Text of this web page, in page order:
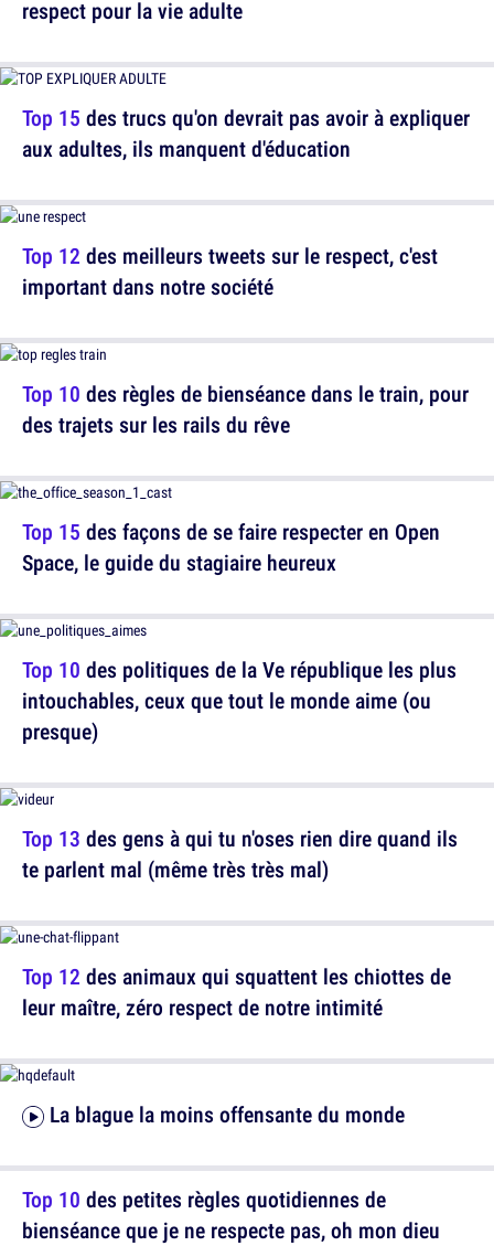
respect pour la vie adulte
Top 12 des meilleurs tweets sur le respect, c'est
important dans notre société
Top 15 des façons de se faire respecter en Open
Space, le guide du stagiaire heureux
Top 13 des gens à qui tu n'oses rien dire quand ils
te parlent mal (même très très mal)
La blague la moins offensante du monde
Top 15 des trucs qu'on devrait pas avoir à expliquer
aux adultes, ils manquent d'éducation
Top 10 des règles de bienséance dans le train, pour
des trajets sur les rails du rêve
Top 10 des politiques de la Ve république les plus
intouchables, ceux que tout le monde aime (ou
presque)
Top 12 des animaux qui squattent les chiottes de
leur maître, zéro respect de notre intimité
Top 10 des petites règles quotidiennes de
bienséance que je ne respecte pas, oh mon dieu